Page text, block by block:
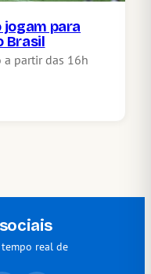
jogam para
Brasil
partir das 16h
real de